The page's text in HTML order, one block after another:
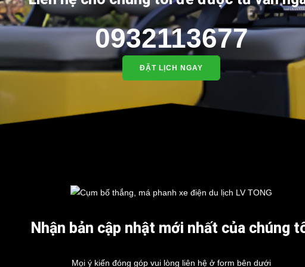
0932113677
ĐẶT LỊCH NGAY
Nhận bản cập nhật mới nhất của chúng
Mọi ý kiến đóng góp vui lòng liên hệ ở form bên dưới